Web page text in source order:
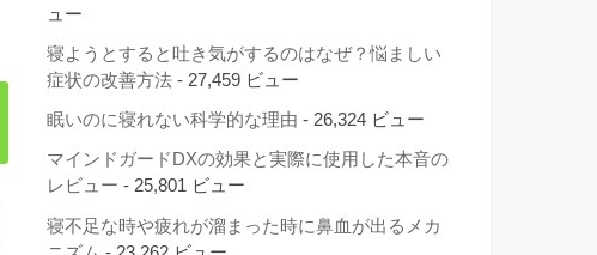
ュー
寝ようとすると吐き気がするのはなぜ？悩ましい
症状の改善方法 - 27,459 ビュー
眠いのに寝れない科学的な理由 - 26,324 ビュー
マインドガードDXの効果と実際に使用した本音の
レビュー - 25,801 ビュー
寝不足な時や疲れが溜まった時に鼻血が出るメカ